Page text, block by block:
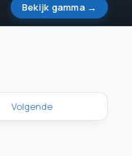
Bekijk gamma →
Volgende